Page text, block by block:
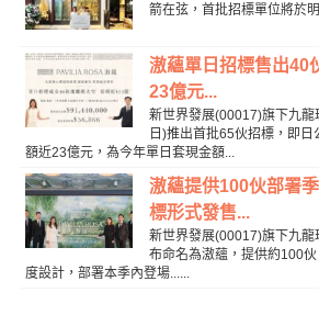
箭在弦，首批招標單位將於
滶蘊單日招標售出
23億元...
新世界發展(00017)旗下九
日)推出首批65伙招標，即
額近23億元，為今年單日套現金額...
滶蘊提供100伙部署
標形式發售...
新世界發展(00017)旗下九
布命名為滶蘊，提供約100
度設計，部署本季內登場......